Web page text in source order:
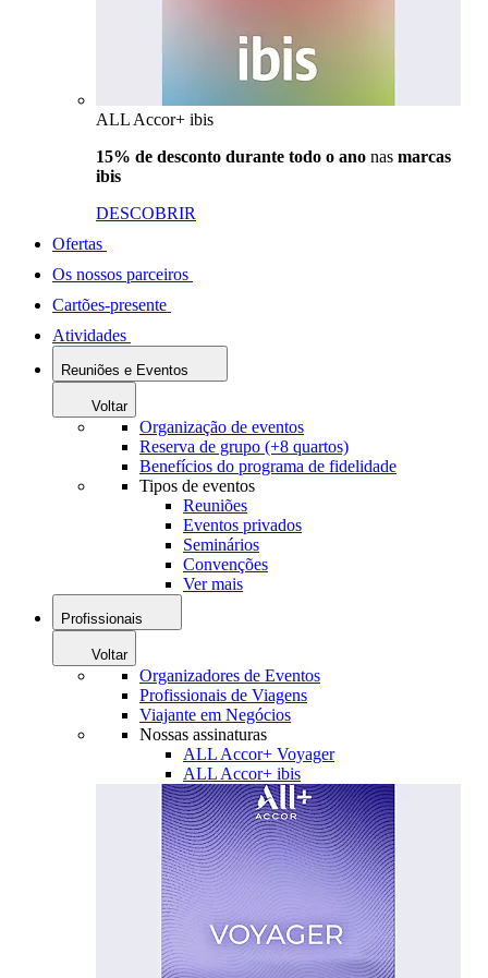
ALL Accor+ ibis
15% de desconto durante todo o ano nas marcas
ibis
DESCOBRIR
Ofertas
Os nossos parceiros
Cartões-presente
Atividades
Reuniões e Eventos
Voltar
Organização de eventos
Reserva de grupo (+8 quartos)
Benefícios do programa de fidelidade
Tipos de eventos
Reuniões
Eventos privados
Seminários
Convenções
Ver mais
Profissionais
Voltar
Organizadores de Eventos
Profissionais de Viagens
Viajante em Negócios
Nossas assinaturas
ALL Accor+ Voyager
ALL Accor+ ibis